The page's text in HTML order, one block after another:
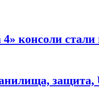
консоли
защита,